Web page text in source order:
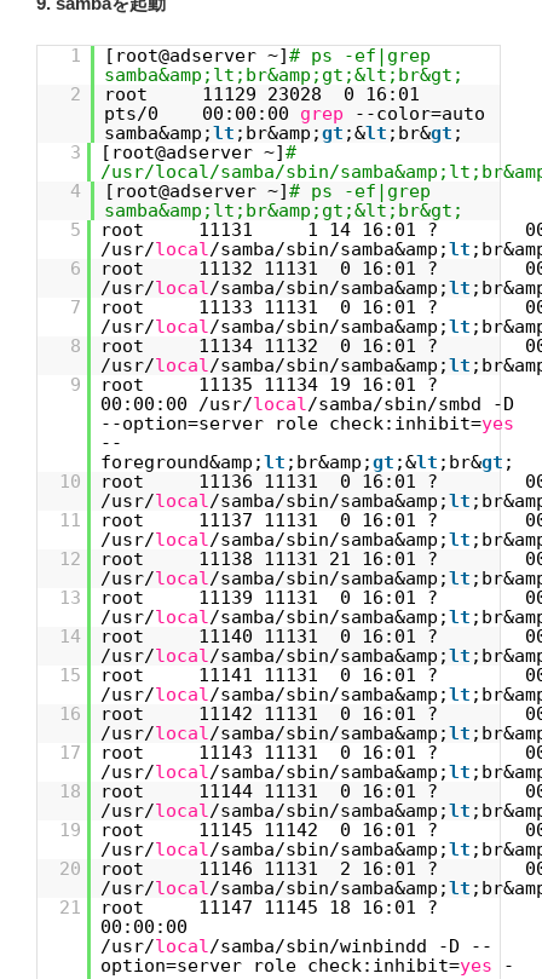
1 [root@adserver ~]# ps -ef|grep
samba&amp;lt;br&amp;gt;&lt;br&gt;
2
root 11129 23028 0 16:01
pts/0 00:00:00 grep
--color=auto
samba&amp;lt ;br&amp;gt ;&lt ;br&gt ;
3
[root@adserver ~]#
/usr/local/samba/sbin/
4
[root@adserver ~]# ps -ef|grep
samba&amp;lt;br&amp;gt;&lt;br&gt;
5
root 11131 1 14 16:01 ?
/usr/local/samba/sbin/samba&amp;lt
6
root 11132 11131 0 16:01 ?
/usr/local/samba/sbin/samba&amp;lt
7
root 11133 11131 0 16:01 ?
/usr/local/samba/sbin/samba&amp;lt
8
root 11134 11132 0 16:01 ?
/usr/local/samba/sbin/samba&amp;lt
9
root 11135 11134 19 16:01 ?
00:00:00 /usr/local/samba/sbin/smbd -D
--option=server role check:inhibit=yes
--
foreground&amp;lt ;br&amp;gt ;&lt ;br&gt ;
10
root 11136 11131 0 16:01 ?
/usr/local/samba/sbin/samba&amp;lt
11
root 11137 11131 0 16:01 ?
/usr/local/samba/sbin/samba&amp;lt
12
root 11138 11131 21 16:01 ?
/usr/local/samba/sbin/samba&amp;lt
13
root 11139 11131 0 16:01 ?
/usr/local/samba/sbin/samba&amp;lt
14
root 11140 11131 0 16:01 ?
/usr/local/samba/sbin/samba&amp;lt
15
root 11141 11131 0 16:01 ?
/usr/local/samba/sbin/samba&amp;lt
16
root 11142 11131 0 16:01 ?
/usr/local/samba/sbin/samba&amp;lt
17
root 11143 11131 0 16:01 ?
/usr/local/samba/sbin/samba&amp;lt
18
root 11144 11131 0 16:01 ?
/usr/local/samba/sbin/samba&amp;lt
19
root 11145 11142 0 16:01 ?
/usr/local/samba/sbin/samba&amp;lt
20
root 11146 11131 2 16:01 ?
/usr/local/samba/sbin/samba&amp;lt
21
root 11147 11145 18 16:01 ?
00:00:00
/usr/local/samba/sbin/winbindd -D --
option=server role check:inhibit=yes
-